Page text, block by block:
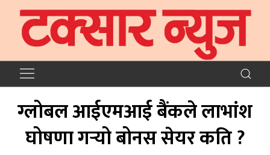
ग्लोबल आईएमआई बैंकले लाभांश
घोषणा गर्‍यो बोनस सेयर कति ?